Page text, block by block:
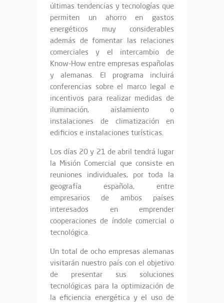
últimas tendencias y tecnologías que
permiten un ahorro en gastos
energéticos muy considerables
además de fomentar las relaciones
comerciales y el intercambio de
Know-How entre empresas españolas
y alemanas. El programa incluirá
conferencias sobre el marco legal e
incentivos para realizar medidas de
iluminación, aislamiento o
instalaciones de climatización en
edificios e instalaciones turísticas.
Los días 20 y 21 de abril tendrá lugar
la Misión Comercial que consiste en
reuniones individuales, por toda la
geografía española, entre
empresarios de ambos países
interesados en emprender
cooperaciones de índole comercial o
tecnológica.
Un total de ocho empresas alemanas
visitarán nuestro país con el objetivo
de presentar sus soluciones
tecnológicas para la optimización de
la eficiencia energética y el uso de